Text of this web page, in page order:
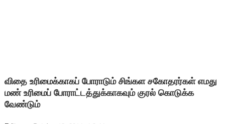
விதை உரிமைக்காகப் போராடும் சிங்கள சகோதரர்கள் எமது
மண் உரிமைப் போராட்டத்துக்காகவும் குரல் கொடுக்க
வேண்டும்